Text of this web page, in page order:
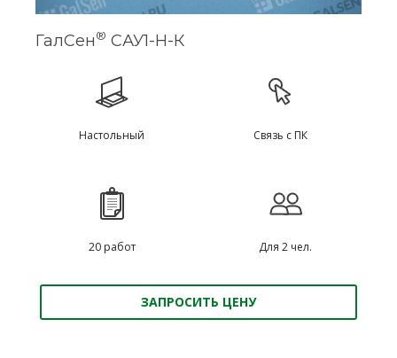
ГалСен® САУ1-Н-К
Настольный Связь с ПК
20 работ Для 2 чел.
ЗАПРОСИТЬ ЦЕНУ